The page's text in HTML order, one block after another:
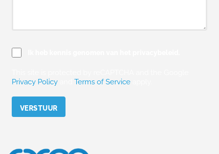
Privacy Policy
Terms of Service